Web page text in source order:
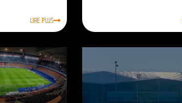
LIRE PLUS